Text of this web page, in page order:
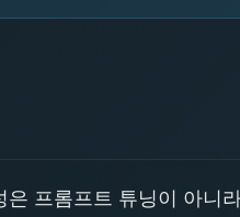
은 프롬프트 튜닝이 아니